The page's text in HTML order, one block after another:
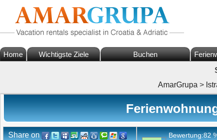
Home Wichtigste Ziele Buchen
AmarGrupa >
Share on Bewertung:82